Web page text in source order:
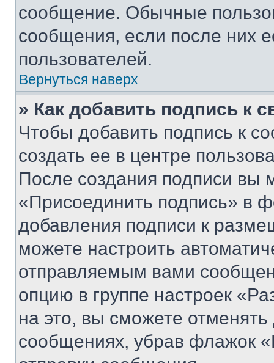
сообщение. Обычные
сообщения, если после них
пользователей.
Вернуться наверх
» Как добавить подпись к
Чтобы добавить подпись к
создать ее в центре
После создания подписи вы
«Присоединить подпись» в
добавления подписи к
можете настроить
отправляемым вами
опцию в группе настроек
на это, вы сможете
сообщениях, убрав флажок